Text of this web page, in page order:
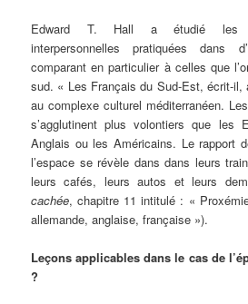
Edward T. Hall a étudié les
interpersonnelles pratiquées dans
comparant en particulier à celles que
sud. « Les Français du Sud-Est, écrit-il,
au complexe culturel méditerranéen.
s’agglutinent plus volontiers que les
Anglais ou les Américains. Le rapport
l’espace se révèle dans dans leurs
leurs cafés, leurs autos et leurs
cachée, chapitre 11 intitulé : «
allemande, anglaise, française »).
Leçons applicables dans le cas de
?